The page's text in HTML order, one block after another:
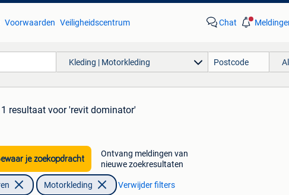
Voorwaarden Veiligheidscentrum Chat
Kleding | Motorkleding
1 resultaat voor 'revit dominator'
je zoekopdracht
Ontvang meldingen van
nieuwe zoekresultaten
Motorkleding Verwijder filters